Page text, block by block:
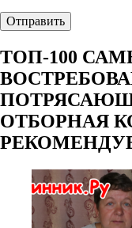
ТОП-100
ОТБОРНАЯ